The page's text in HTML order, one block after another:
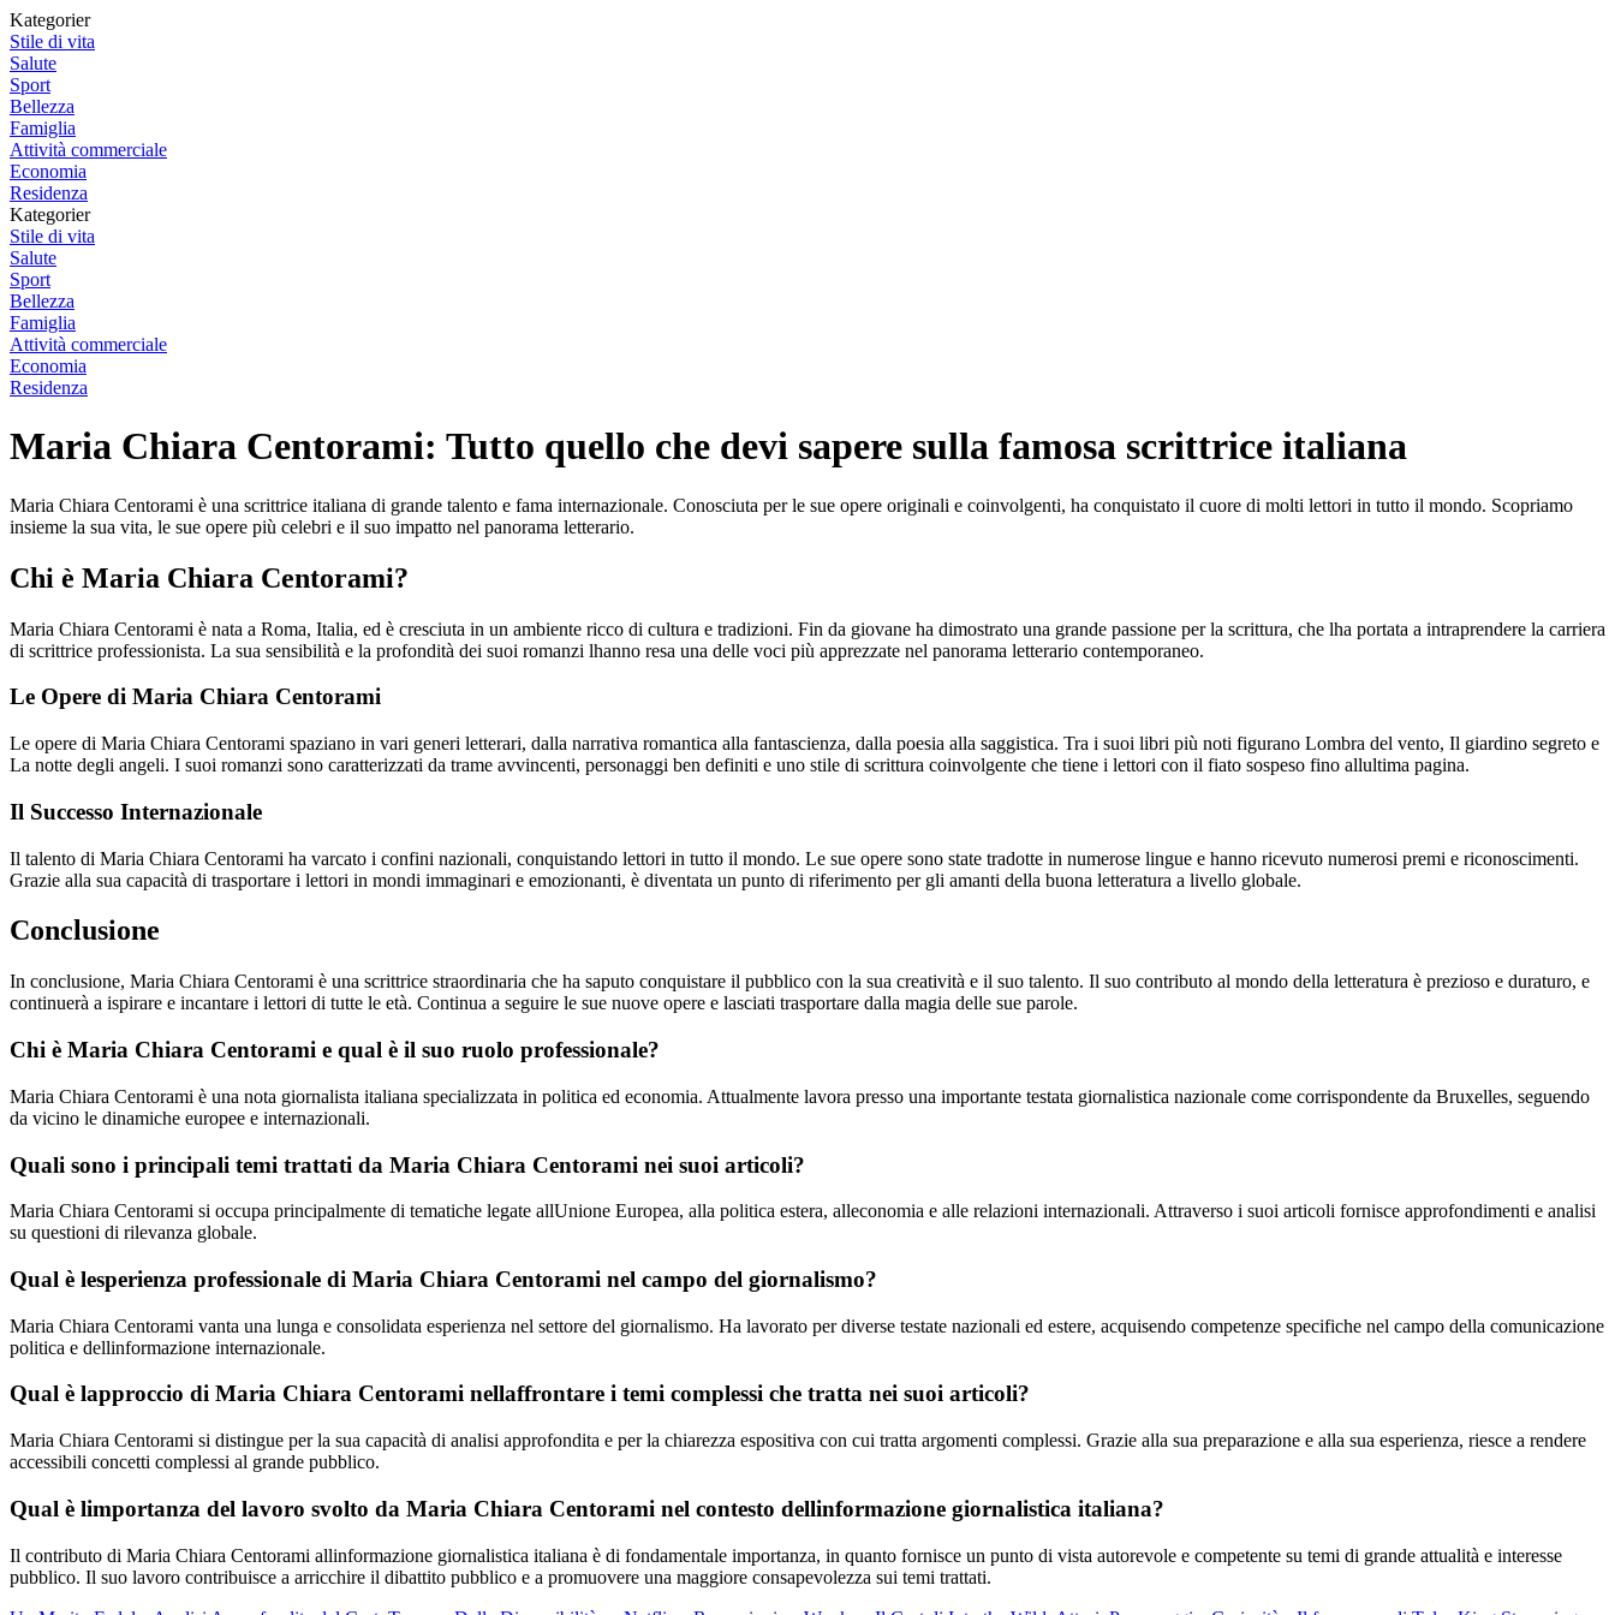
Kategorier
Stile di vita
Salute
Sport
Bellezza
Famiglia
Attività commerciale
Economia
Residenza
Kategorier
Stile di vita
Salute
Sport
Bellezza
Famiglia
Attività commerciale
Economia
Residenza
Maria Chiara Centorami: Tutto quello che devi sapere sulla famosa scrittrice italiana
Maria Chiara Centorami è una scrittrice italiana di grande talento e fama internazionale. Conosciuta per le sue opere originali e coinvolgenti, ha conquistato il cuore di molti lettori in tutto il mondo. Scopriamo
insieme la sua vita, le sue opere più celebri e il suo impatto nel panorama letterario.
Chi è Maria Chiara Centorami?
Maria Chiara Centorami è nata a Roma, Italia, ed è cresciuta in un ambiente ricco di cultura e tradizioni. Fin da giovane ha dimostrato una grande passione per la scrittura, che lha portata a intraprendere la carriera
di scrittrice professionista. La sua sensibilità e la profondità dei suoi romanzi lhanno resa una delle voci più apprezzate nel panorama letterario contemporaneo.
Le Opere di Maria Chiara Centorami
Le opere di Maria Chiara Centorami spaziano in vari generi letterari, dalla narrativa romantica alla fantascienza, dalla poesia alla saggistica. Tra i suoi libri più noti figurano Lombra del vento, Il giardino segreto e
La notte degli angeli. I suoi romanzi sono caratterizzati da trame avvincenti, personaggi ben definiti e uno stile di scrittura coinvolgente che tiene i lettori con il fiato sospeso fino allultima pagina.
Il Successo Internazionale
Il talento di Maria Chiara Centorami ha varcato i confini nazionali, conquistando lettori in tutto il mondo. Le sue opere sono state tradotte in numerose lingue e hanno ricevuto numerosi premi e riconoscimenti.
Grazie alla sua capacità di trasportare i lettori in mondi immaginari e emozionanti, è diventata un punto di riferimento per gli amanti della buona letteratura a livello globale.
Conclusione
In conclusione, Maria Chiara Centorami è una scrittrice straordinaria che ha saputo conquistare il pubblico con la sua creatività e il suo talento. Il suo contributo al mondo della letteratura è prezioso e duraturo, e
continuerà a ispirare e incantare i lettori di tutte le età. Continua a seguire le sue nuove opere e lasciati trasportare dalla magia delle sue parole.
Chi è Maria Chiara Centorami e qual è il suo ruolo professionale?
Maria Chiara Centorami è una nota giornalista italiana specializzata in politica ed economia. Attualmente lavora presso una importante testata giornalistica nazionale come corrispondente da Bruxelles, seguendo
da vicino le dinamiche europee e internazionali.
Quali sono i principali temi trattati da Maria Chiara Centorami nei suoi articoli?
Maria Chiara Centorami si occupa principalmente di tematiche legate allUnione Europea, alla politica estera, alleconomia e alle relazioni internazionali. Attraverso i suoi articoli fornisce approfondimenti e analisi
su questioni di rilevanza globale.
Qual è lesperienza professionale di Maria Chiara Centorami nel campo del giornalismo?
Maria Chiara Centorami vanta una lunga e consolidata esperienza nel settore del giornalismo. Ha lavorato per diverse testate nazionali ed estere, acquisendo competenze specifiche nel campo della comunicazione
politica e dellinformazione internazionale.
Qual è lapproccio di Maria Chiara Centorami nellaffrontare i temi complessi che tratta nei suoi articoli?
Maria Chiara Centorami si distingue per la sua capacità di analisi approfondita e per la chiarezza espositiva con cui tratta argomenti complessi. Grazie alla sua preparazione e alla sua esperienza, riesce a rendere
accessibili concetti complessi al grande pubblico.
Qual è limportanza del lavoro svolto da Maria Chiara Centorami nel contesto dellinformazione giornalistica italiana?
Il contributo di Maria Chiara Centorami allinformazione giornalistica italiana è di fondamentale importanza, in quanto fornisce un punto di vista autorevole e competente su temi di grande attualità e interesse
pubblico. Il suo lavoro contribuisce a arricchire il dibattito pubblico e a promuovere una maggiore consapevolezza sui temi trattati.